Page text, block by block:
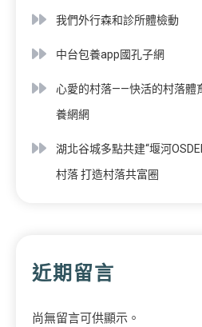
我們外行森和診所體檢動
中台包養app國孔子網
心愛的村落——快活的村落體
養網網
湖北谷城多點共建“堰河
村落 打造村落共富圈
近期留言
尚無留言可供顯示。